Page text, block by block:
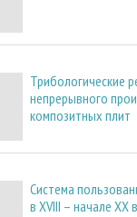
Трибологические
непрерывного
композитных плит
Система
в XVIII – начале ХХ